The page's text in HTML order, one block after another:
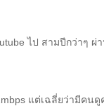
ไป สามปีกว่าๆ ผ่
แต่เฉลี่ยว่ามีคน